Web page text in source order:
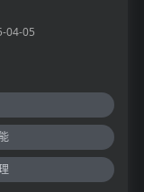
04-05